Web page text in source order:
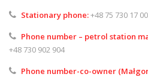
Stationary phone:+48 75 730 17 00
Phone number – petrol station
+48 730 902 904
Phone number-co-owner